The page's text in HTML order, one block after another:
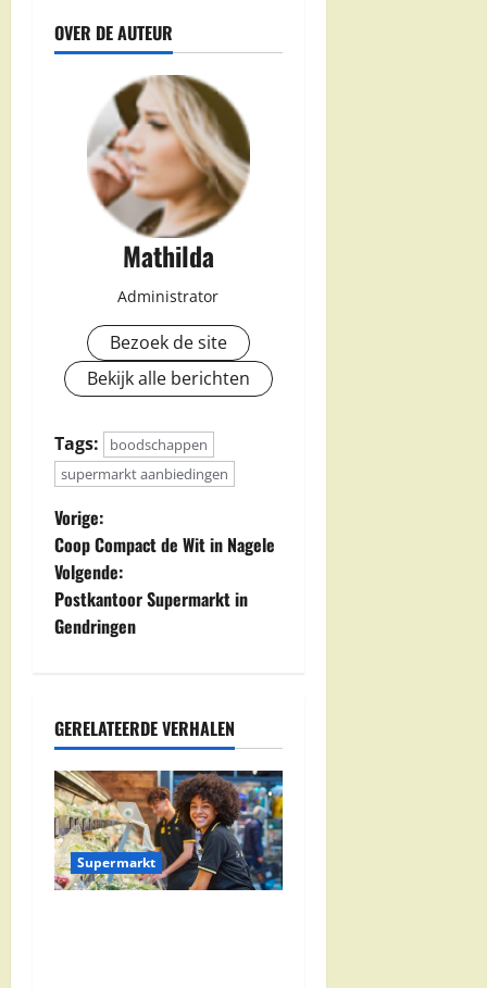
OVER DE AUTEUR
Mathilda
Administrator
Bezoek de site
Bekijk alle berichten
Tags:
boodschappen
supermarkt aanbiedingen
B
e
r
c
h
t
n
a
Vorige:
Coop Compact de Wit in Nagele
Volgende:
Postkantoor Supermarkt in
Gendringen
GERELATEERDE VERHALEN
Supermarkt